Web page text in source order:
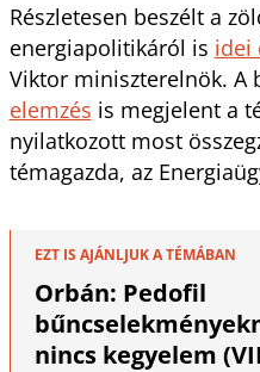
Részletesen beszélt a
energiapolitikáról is idei
Viktor miniszterelnök. A
elemzés is megjelent a
nyilatkozott most
témagazda, az
EZT IS AJÁNLJUK A TÉMÁBAN
Orbán: Pedofil
nincs kegyelem